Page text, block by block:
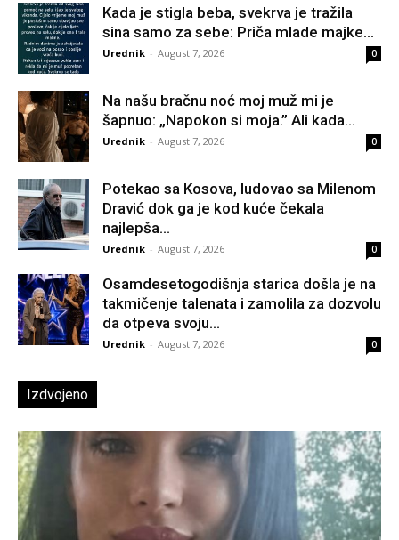
Kada je stigla beba, svekrva je tražila
sina samo za sebe: Priča mlade majke...
Urednik - August 7, 2026 0
Na našu bračnu noć moj muž mi je
šapnuo: „Napokon si moja.” Ali kada...
Urednik - August 7, 2026 0
Potekao sa Kosova, ludovao sa Milenom
Dravić dok ga je kod kuće čekala
najlepša...
Urednik - August 7, 2026 0
Osamdesetogodišnja starica došla je na
takmičenje talenata i zamolila za dozvolu
da otpeva svoju...
Urednik - August 7, 2026 0
Izdvojeno